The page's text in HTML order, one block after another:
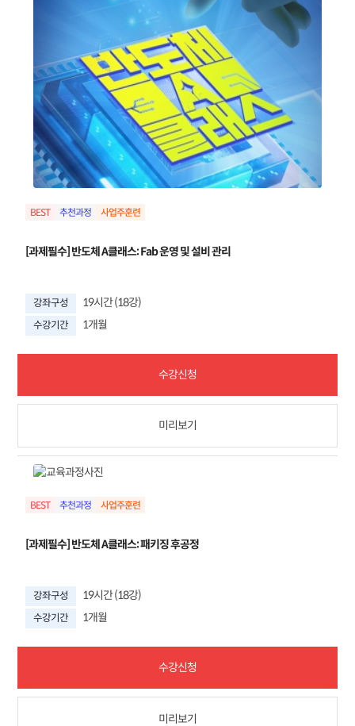
BEST 추천과정
[과제필수] 반도체 A클래스: Fab 운영 및 설비 관리
강좌구성 19시간 (18강)
수강기간 1개월
수강신청
미리보기
BEST 추천과정
[과제필수] 반도체 A클래스: 패키징 후공정
강좌구성 19시간 (18강)
수강기간 1개월
수강신청
미리보기